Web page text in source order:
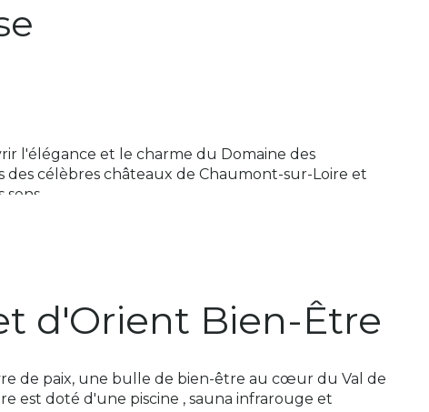
l'élégance et le charme du Domaine des
des célèbres châteaux de Chaumont-sur-Loire et
Niché dans un cadre enchanteur, ce magnifique
d'entrée vers le monde, une expérience unique où
d'Orient: piscine, sauna & hammam. Créneau
d'Orient Bien-Être
de paix, une bulle de bien-être au cœur du Val de
est doté d'une piscine , sauna infrarouge et